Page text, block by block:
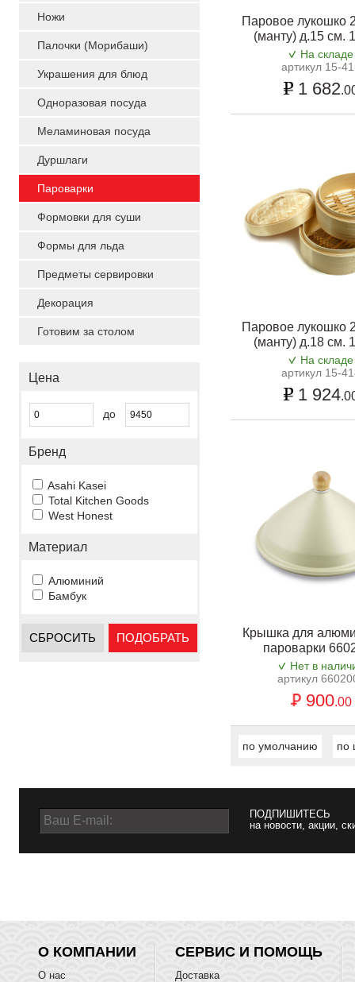
Ножи
Палочки (Морибаши)
Украшения для блюд
Одноразовая посуда
Меламиновая посуда
Дуршлаги
Пароварки
Формовки для суши
Формы для льда
Предметы сервировки
Декорация
Готовим за столом
Цена
до
Бренд
Asahi Kasei
Total Kitchen Goods
West Honest
Материал
Алюминий
Бамбук
СБРОСИТЬ ПОДОБРАТЬ
Паровое лукошко
(манту) д.15 см.
На складе
артикул 15-
1 682
Паровое лукошко
(манту) д.18 см.
На складе
артикул 15-
1 924
Крышка для
пароварки
Нет в
артикул
900.00
по умолчанию по
ПОДПИШИТЕСЬ
на новости, акции,
О КОМПАНИИ
О нас
СЕРВИС И ПОМОЩЬ
Доставка